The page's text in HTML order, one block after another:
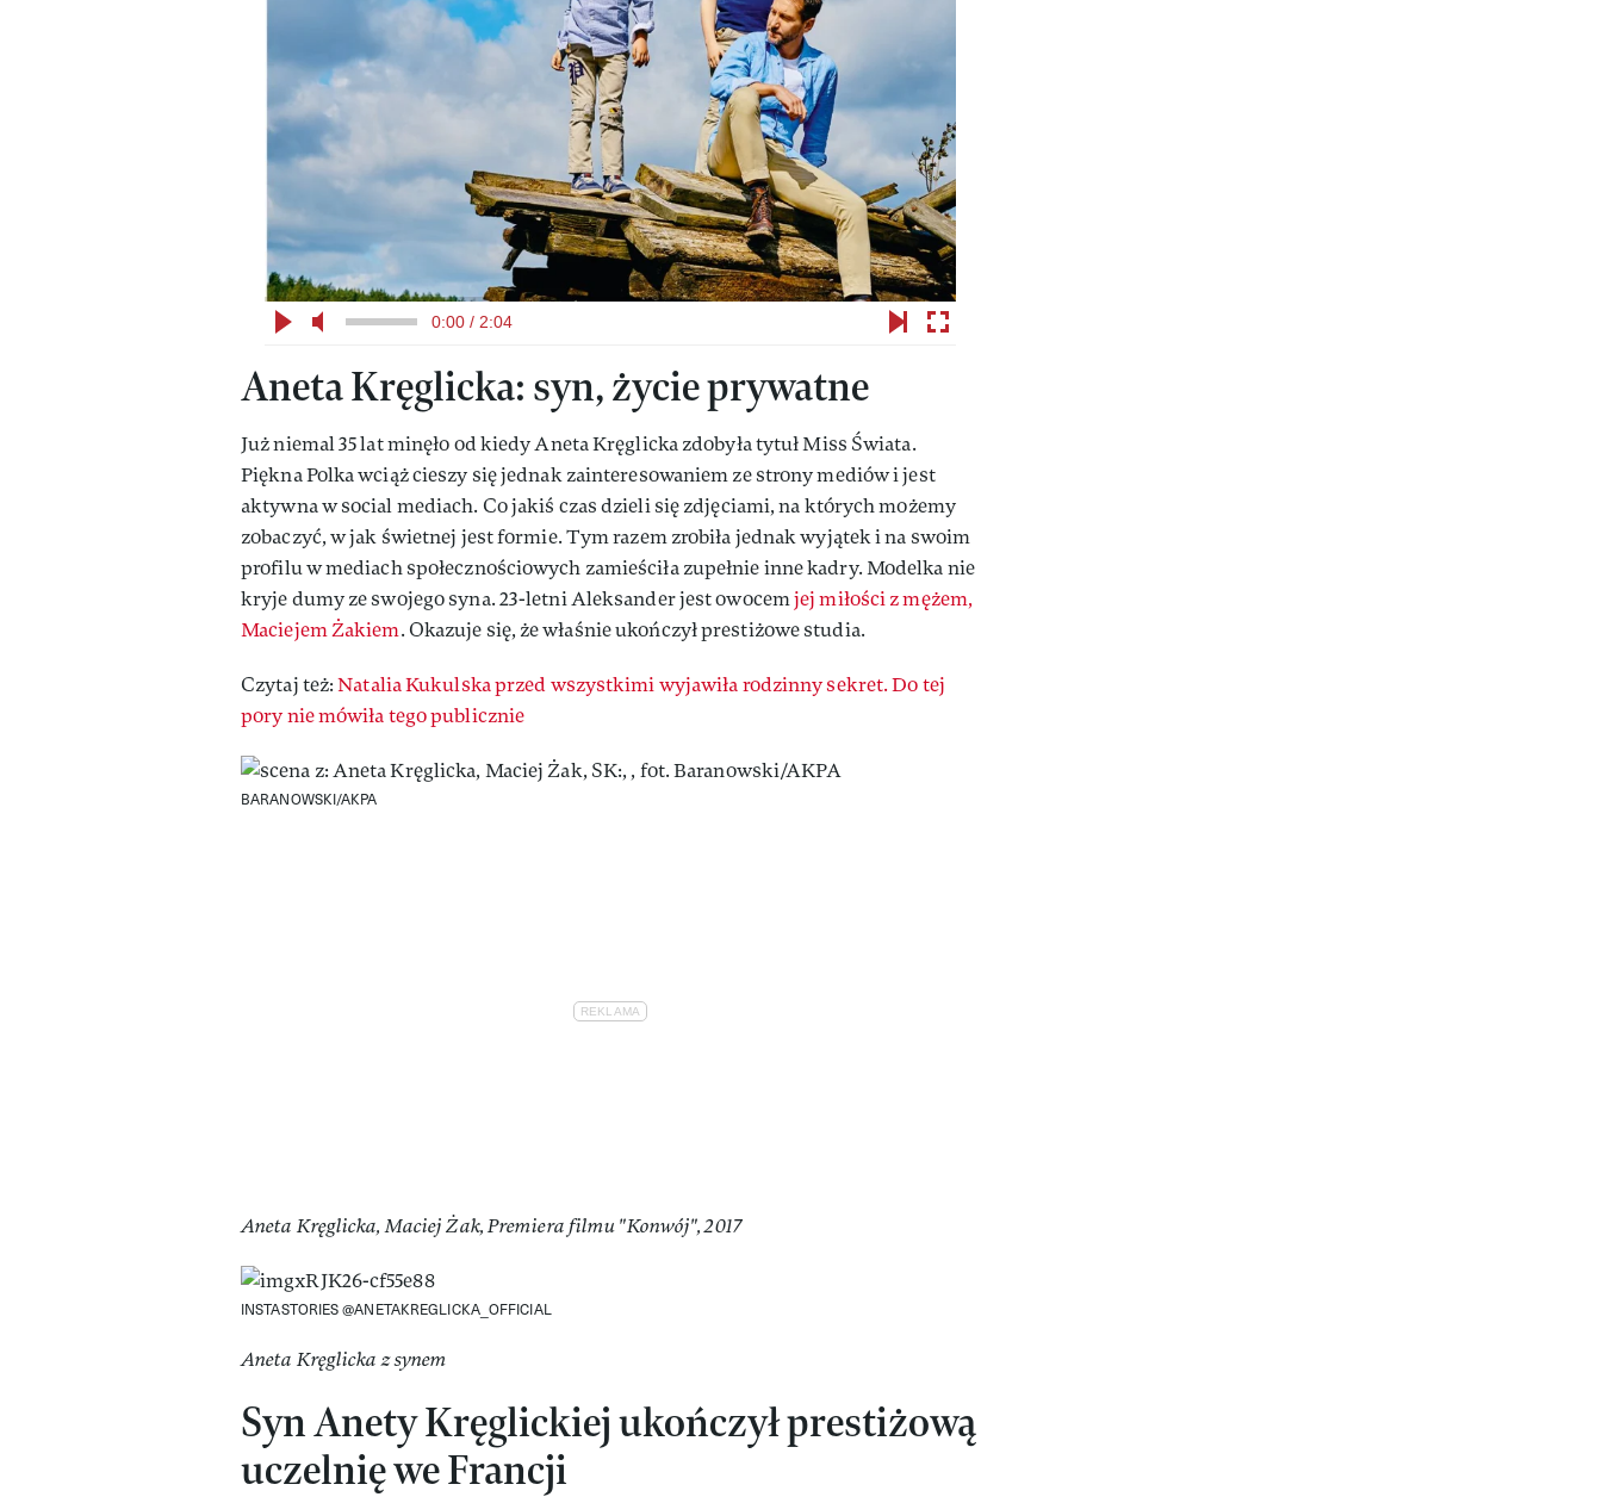
0:00 / 2:04
Aneta Kręglicka: syn, życie prywatne
Już niemal 35 lat minęło od kiedy Aneta Kręglicka zdobyła tytuł Miss Świata.
Piękna Polka wciąż cieszy się jednak zainteresowaniem ze strony mediów i jest
aktywna w social mediach. Co jakiś czas dzieli się zdjęciami, na których możemy
zobaczyć, w jak świetnej jest formie. Tym razem zrobiła jednak wyjątek i na swoim
profilu w mediach społecznościowych zamieściła zupełnie inne kadry. Modelka nie
kryje dumy ze swojego syna. 23-letni Aleksander jest owocemjej miłości z mężem,
Maciejem Żakiem. Okazuje się, że właśnie ukończył prestiżowe studia.
Czytaj też:Natalia Kukulska przed wszystkimi wyjawiła rodzinny sekret. Do tej
pory nie mówiła tego publicznie
BARANOWSKI/AKPA
Aneta Kręglicka, Maciej Żak, Premiera filmu "Konwój", 2017
INSTASTORIES @ANETAKREGLICKA_OFFICIAL
Aneta Kręglicka z synem
Syn Anety Kręglickiej ukończył prestiżową
uczelnię we Francji